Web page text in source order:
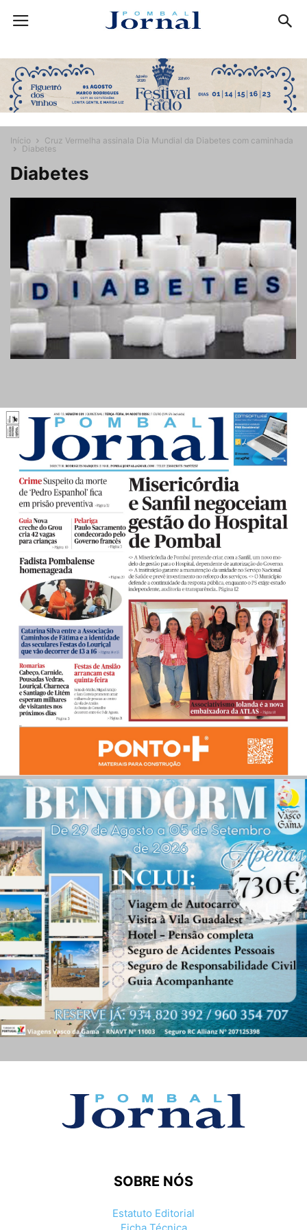
Início
Cruz Vermelha assinala Dia Mundial da Diabetes com caminhada
Diabetes
Diabetes
SOBRE NÓS
Estatuto Editorial
Ficha Técnica